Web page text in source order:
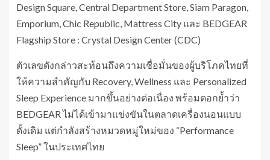
Design Square, Central Department Store, Siam Paragon,
Emporium, Chic Republic, Mattress City และ BEDGEAR
Flagship Store : Crystal Design Center (CDC)
ตัวเลขดังกล่าวสะท้อนถึงความเชื่อมั่นของผู้บริโภคไทยที่
ให้ความสำคัญกับ Recovery, Wellness และ Personalized
Sleep Experience มากขึ้นอย่างต่อเนื่อง พร้อมตอกย้ำว่า
BEDGEAR ไม่ได้เข้ามาแข่งขันในตลาดเครื่องนอนแบบ
ดั้งเดิม แต่กำลังสร้างหมวดหมู่ใหม่ของ “Performance
Sleep” ในประเทศไทย